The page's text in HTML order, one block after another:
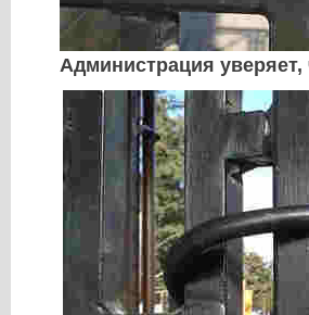
Администрация уверяет,